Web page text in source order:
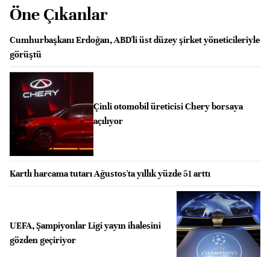
Öne Çıkanlar
Cumhurbaşkanı Erdoğan, ABD'li üst düzey şirket yöneticileriyle
görüştü
Çinli otomobil üreticisi Chery borsaya
açılıyor
Kartlı harcama tutarı Ağustos'ta yıllık yüzde 51 arttı
UEFA, Şampiyonlar Ligi yayın ihalesini
gözden geçiriyor